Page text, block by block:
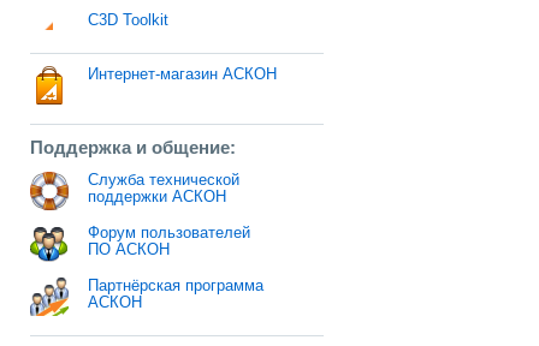
C3D Toolkit
Интернет-магазин АСКОН
Поддержка и общение:
Служба технической
поддержки АСКОН
Форум пользователей
ПО АСКОН
Партнёрская программа
АСКОН